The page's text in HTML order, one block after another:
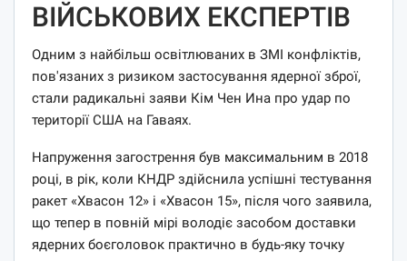
ВІЙСЬКОВИХ ЕКСПЕРТІВ
Одним з найбільш освітлюваних в ЗМІ конфліктів,
пов'язаних з ризиком застосування ядерної зброї,
стали радикальні заяви Кім Чен Ина про удар по
території США на Гаваях.
Напруження загострення був максимальним в 2018
році, в рік, коли КНДР здійснила успішні тестування
ракет «Хвасон 12» і «Хвасон 15», після чого заявила,
що тепер в повній мірі володіє засобом доставки
ядерних боєголовок практично в будь-яку точку